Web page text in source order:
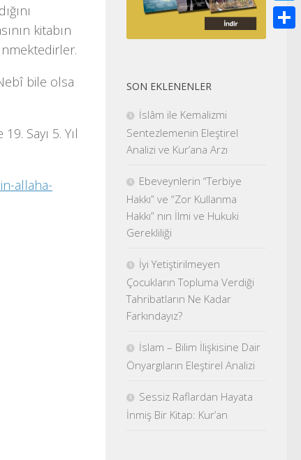
kitabın
bile olsa
Sayı 5. Yıl
allaha-
SON EKLENENLER
İslâm ile Kemalizmi
Sentezlemenin Eleştirel
Analizi ve Kur’ana Arzı
Ebeveynlerin “Terbiye
Hakkı” ve “Zor Kullanma
Hakkı” nın İlmi ve Hukuki
Gerekliliği
İyi Yetiştirilmeyen
Çocukların Topluma Verdiği
Tahribatların Ne Kadar
Farkındayız?
İslam – Bilim İlişkisine Dair
Önyargıların Eleştirel Analizi
Sessiz Raflardan Hayata
İnmiş Bir Kitap: Kur’an